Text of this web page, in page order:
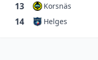
13 Korsnäs
14 Helges